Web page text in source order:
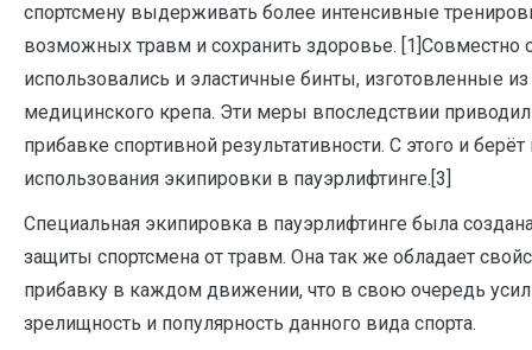
спортсмену выдерживать более интенсивные
возможных травм и сохранить здоровье. [1]Совместно
использовались и эластичные бинты, изготовленные из
медицинского крепа. Эти меры впоследствии
прибавке спортивной результативности. С этого и берёт
использования экипировки в пауэрлифтинге.[3]
Специальная экипировка в пауэрлифтинге была
защиты спортсмена от травм. Она так же обладает
прибавку в каждом движении, что в свою очередь
зрелищность и популярность данного вида спорта.